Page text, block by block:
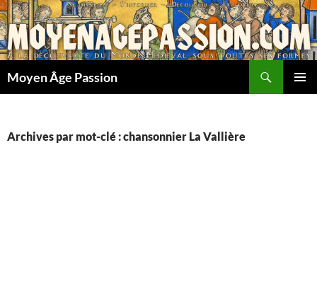
Aller
au
contenu
Moyen Âge Passion
Archives par mot-clé : chansonnier La Vallière